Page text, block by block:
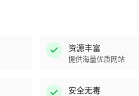
资源丰富
提供海量优质网站
安全无毒